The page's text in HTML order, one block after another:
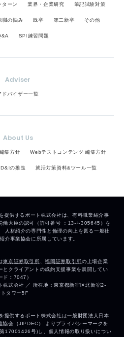
ターン 業界・企業研究 筆記試験対策
職の悩み 既卒 第二新卒 その他
SPI練習問題
Adviser
ドバイザー一覧
About Us
集方針 Webテストコンテンツ 編集方針
D&Iの推進 就活対策資料&ツール一覧